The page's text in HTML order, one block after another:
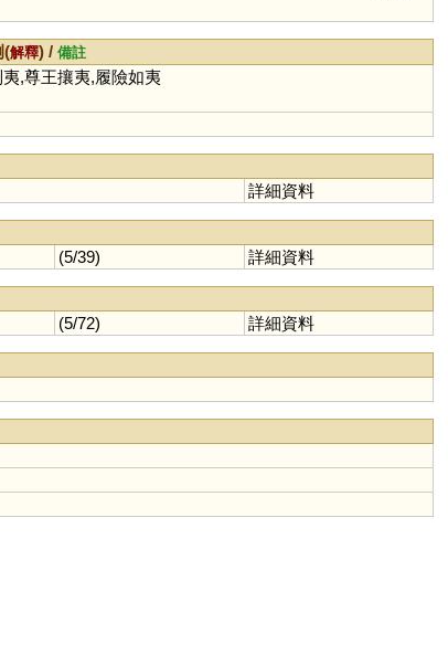
(解釋) /備註
,尊王攘夷,履險如夷
詳細資料
(5/39) 詳細資料
(5/72) 詳細資料